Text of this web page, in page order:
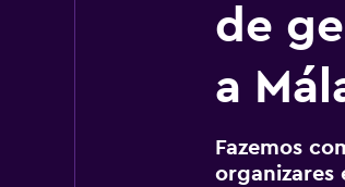
de
a
Fazemos
organizares